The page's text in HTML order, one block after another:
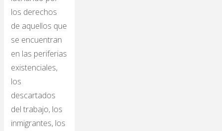
los derechos
de aquellos que
se encuentran
en las periferias
existenciales,
los
descartados
del trabajo, los
inmigrantes, los